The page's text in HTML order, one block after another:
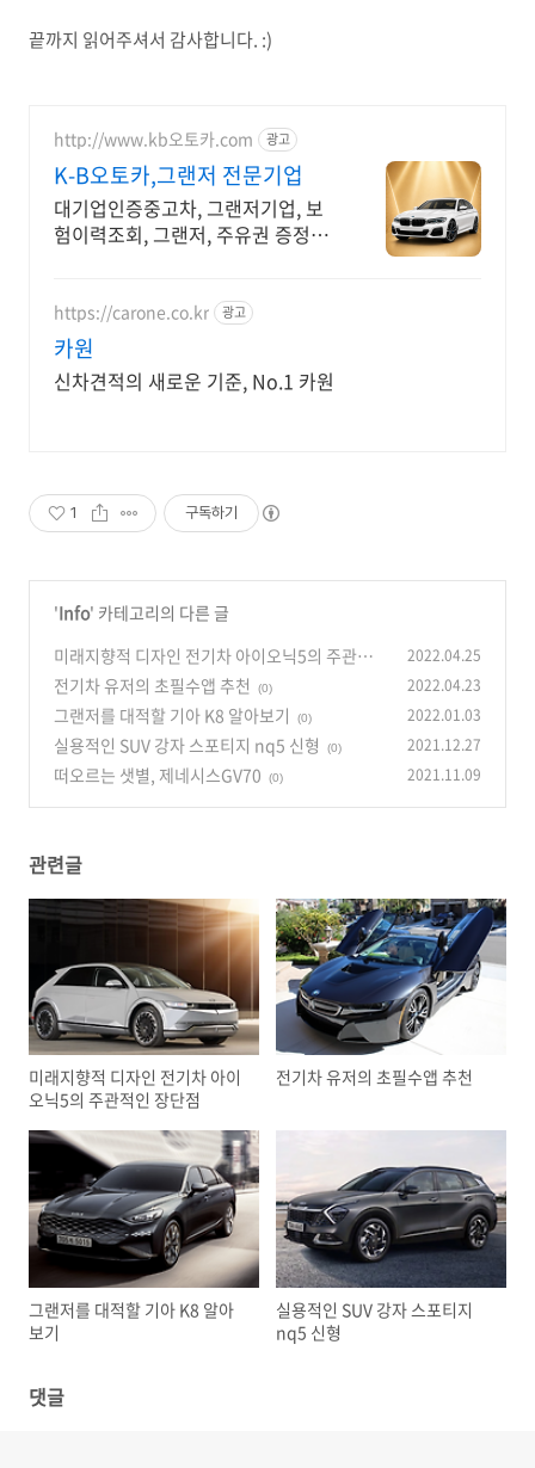
끝까지 읽어주셔서 감사합니다. :)
http://www.kb오토카.com 광고
K-B오토카,그랜저 전문기업
대기업인증중고차, 그랜저기업, 보
험이력조회, 그랜저, 주유권 증정이
간실매물전산연동
https://carone.co.kr 광고
카원
신차견적의 새로운 기준, No.1 카원
1 구독하기
'Info' 카테고리의 다른 글
미래지향적 디자인 전기차 아이오닉5의 주관적
인 장단점
(0)
2022.04.25
전기차 유저의 초필수앱 추천 (0) 2022.04.23
그랜저를 대적할 기아 K8 알아보기 (0) 2022.01.03
실용적인 SUV 강자 스포티지 nq5 신형 (0) 2021.12.27
떠오르는 샛별, 제네시스GV70 (0) 2021.11.09
관련글
미래지향적 디자인 전기차 아이
오닉5의 주관적인 장단점
전기차 유저의 초필수앱 추천
그랜저를 대적할 기아 K8 알아
보기
실용적인 SUV 강자 스포티지
nq5 신형
댓글